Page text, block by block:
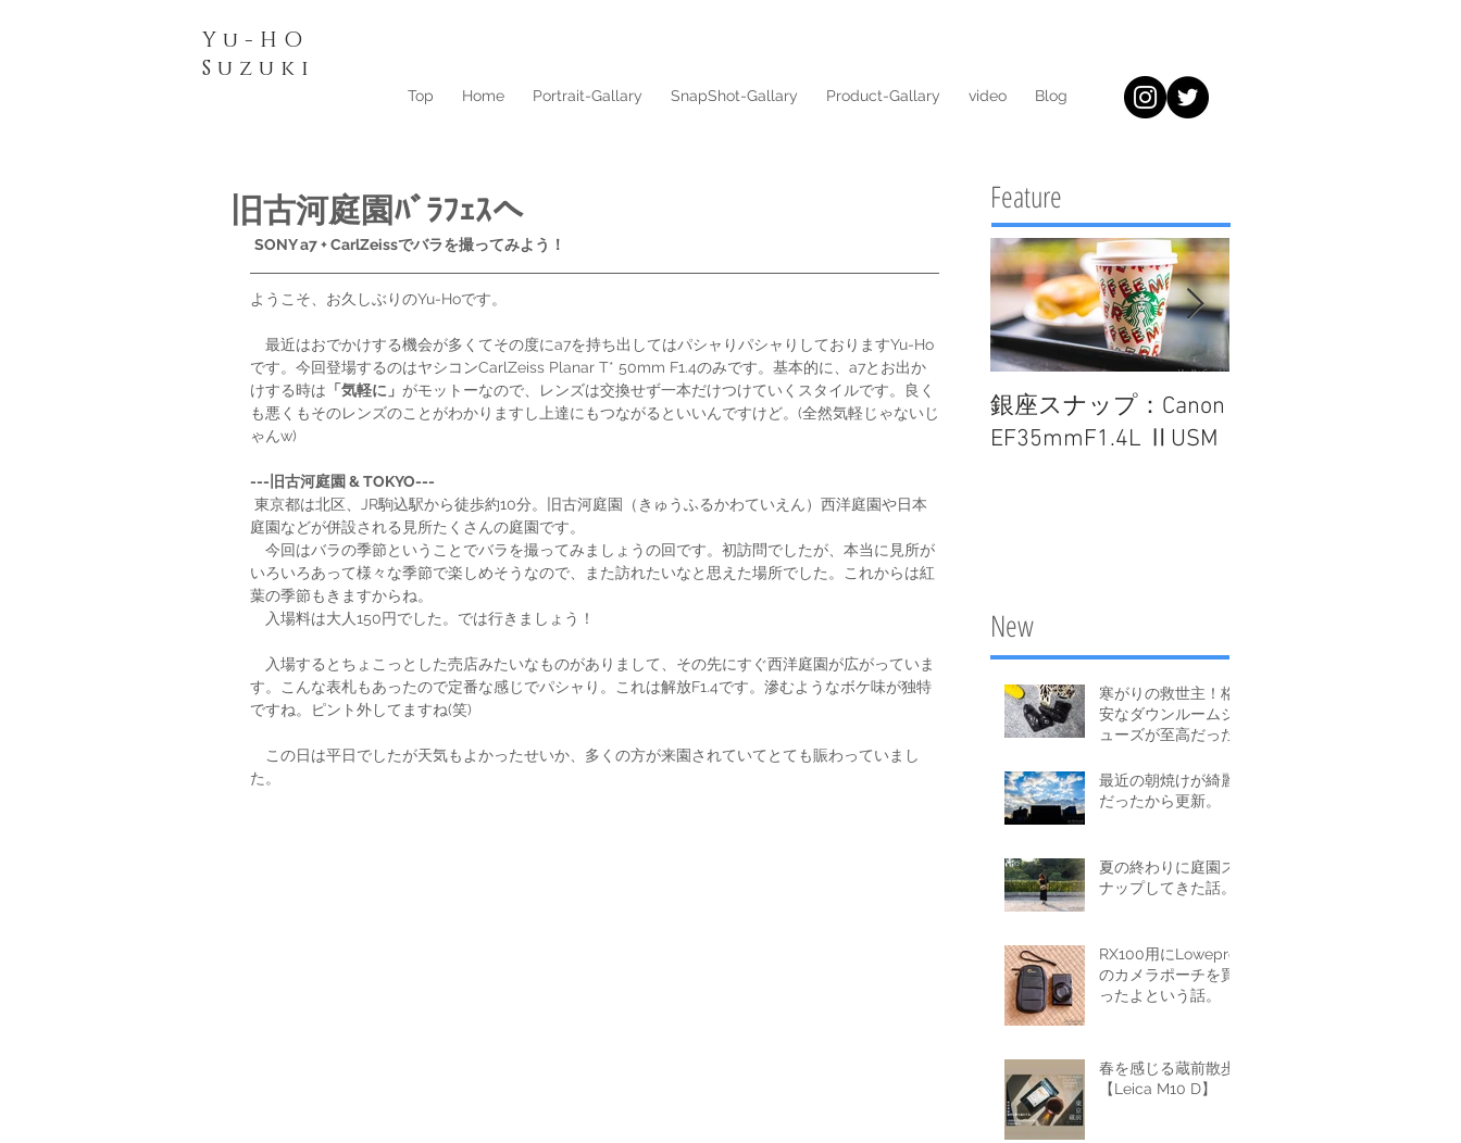
Top Home Portrait-Gallary SnapShot-Gallary Product-Gallary video Blog
Yu-HO
​Suzuki
旧古河庭園ﾊﾞﾗﾌｪｽへ
SONY a7 + CarlZeissでバラを撮ってみよう！
ようこそ、お久しぶりのYu-Hoです。
最近はおでかけする機会が多くてその度にa7を持ち出してはパシャりパシャりしておりますYu-Ho
です。今回登場するのはヤシコンCarlZeiss Planar T* 50mm F1.4のみです。基本的に、a7とお出か
けする時は 「気軽に」 がモットーなので、レンズは交換せず一本だけつけていくスタイルです。良く
も悪くもそのレンズのことがわかりますし上達にもつながるといいんですけど。(全然気軽じゃないじ
ゃんw)
---旧古河庭園 & TOKYO---
庭園などが併設される見所たくさんの庭園です。
今回はバラの季節ということでバラを撮ってみましょうの回です。初訪問でしたが、本当に見所が
いろいろあって様々な季節で楽しめそうなので、また訪れたいなと思えた場所でした。これからは紅
葉の季節もきますからね。
入場料は大人150円でした。では行きましょう！
入場するとちょこっとした売店みたいなものがありまして、その先にすぐ西洋庭園が広がっていま
す。こんな表札もあったので定番な感じでパシャり。これは解放F1.4です。滲むようなボケ味が独特
ですね。ピント外してますね(笑)
この日は平日でしたが天気もよかったせいか、多くの方が来園されていてとても賑わっていまし
た。
Feature
銀座スナップ：Canon
EF35mmF1.4L ⅡUSM
New
寒がりの救世主！格
安なダウンルームシ
ューズが至高だった
最近の朝焼けが綺麗
だったから更新。
夏の終わりに庭園ス
ナップしてきた話。
RX100用にLowepro
のカメラポーチを買
ったよという話。
春を感じる蔵前散歩
【Leica M10 D】